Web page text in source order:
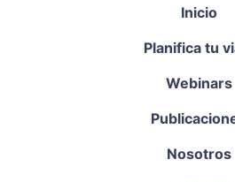
Inicio
Planifica tu
Webinars
Nosotros